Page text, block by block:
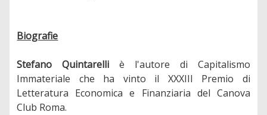
Biografie
Stefano Quintarelli è l'autore di Capitalismo
Immateriale che ha vinto il XXXIII Premio di
Letteratura Economica e Finanziaria del Canova
Club Roma.